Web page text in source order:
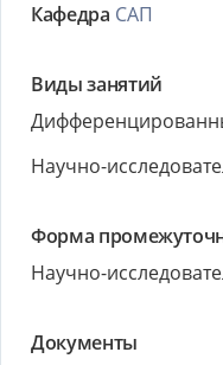
Кафедра САП
Виды занятий
Научно-
Форма
Научно-
Документы